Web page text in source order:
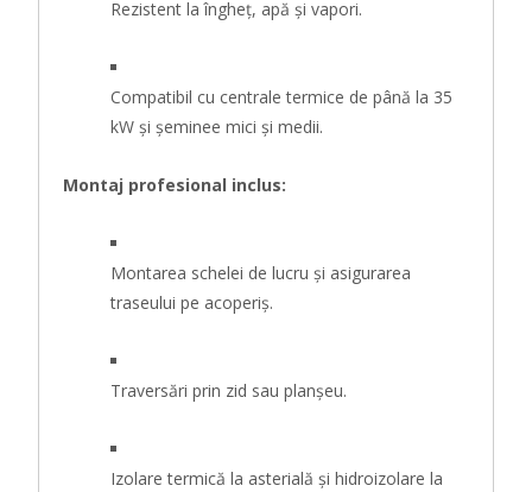
Rezistent la îngheț, apă și vapori.
Compatibil cu centrale termice de până la 35
kW și șeminee mici și medii.
Montaj profesional inclus:
Montarea schelei de lucru și asigurarea
traseului pe acoperiș.
Traversări prin zid sau planșeu.
Izolare termică la asterială și hidroizolare la